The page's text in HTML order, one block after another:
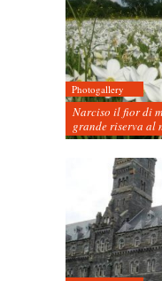
Photogallery
Narciso il fior di
grande riserva al